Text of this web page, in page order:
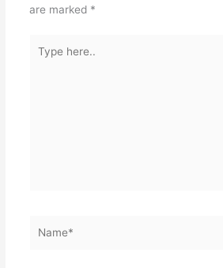
are marked *
here..